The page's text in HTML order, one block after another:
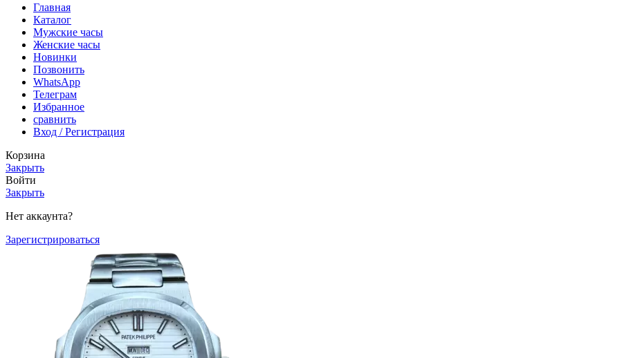
Главная
Каталог
Мужские часы
Женские часы
Новинки
Позвонить
WhatsApp
Телеграм
Избранное
сравнить
Вход / Регистрация
Корзина
Закрыть
Войти
Закрыть
Нет аккаунта?
Зарегистрироваться